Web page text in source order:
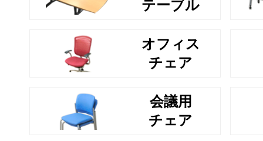
テーブル
オフィス
チェア
会議用
チェア